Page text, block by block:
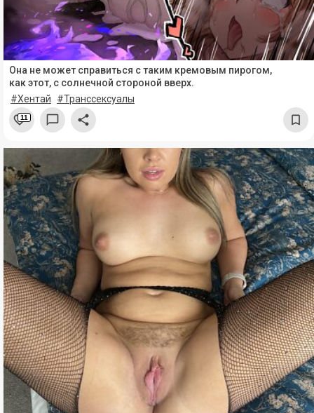
Она не может справиться с таким кремовым пирогом,
как этот, с солнечной стороной вверх.
#Хентай
#Транссексуалы
11